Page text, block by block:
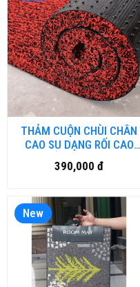
THẢM CUỘN CHÙI CHÂN
CAO SU DẠNG RỐI CAO
CẤP NH-NR.HN
390,000 đ
New